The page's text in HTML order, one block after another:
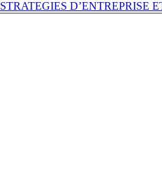
STRATEGIES D’ENTREPRISE